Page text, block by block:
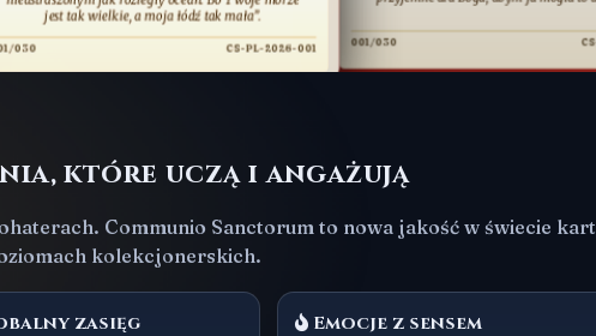
wielkie, a moja łódź tak mała”.
CS-PL-2026-001 001/030 CS-PL-2026-001
które uczą i angażują
Communio Sanctorum to nowa jakość w świecie
kolekcjonerskich.
zasięg Emocje z sensem